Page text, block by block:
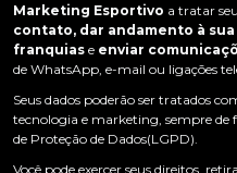
Marketing Esportivo a tratar
contato, dar andamento à
franquias e enviar
de WhatsApp, e-mail ou ligações
Seus dados poderão ser tratados
tecnologia e marketing, sempre de
de Proteção de Dados(LGPD).
Você pode exercer seus direitos,